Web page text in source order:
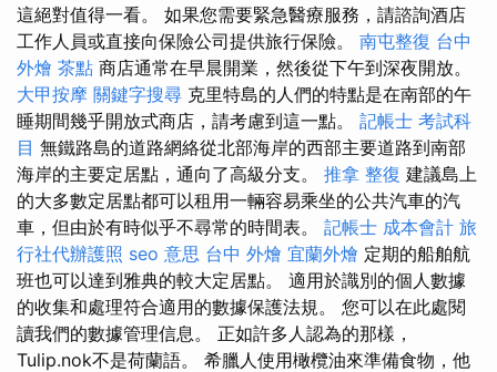
這絕對值得一看。 如果您需要緊急醫療服務，請諮詢酒店
工作人員或直接向保險公司提供旅行保險。 南屯整復 台中
外燴 茶點 商店通常在早晨開業，然後從下午到深夜開放。
大甲按摩 關鍵字搜尋 克里特島的人們的特點是在南部的午
睡期間幾乎開放式商店，請考慮到這一點。 記帳士 考試科
目 無鐵路島的道路網絡從北部海岸的西部主要道路到南部
海岸的主要定居點，通向了高級分支。 推拿 整復 建議島上
的大多數定居點都可以租用一輛容易乘坐的公共汽車的汽
車，但由於有時似乎不尋常的時間表。 記帳士 成本會計 旅
行社代辦護照 seo 意思 台中 外燴 宜蘭外燴 定期的船舶航
班也可以達到雅典的較大定居點。 適用於識別的個人數據
的收集和處理符合適用的數據保護法規。 您可以在此處閱
讀我們的數據管理信息。 正如許多人認為的那樣，
Tulip.nok不是荷蘭語。 希臘人使用橄欖油來準備食物，他